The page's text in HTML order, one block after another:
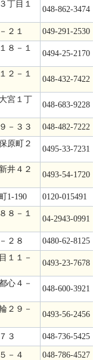
丁目１
048-862-3474
２１ 049-291-2530
８－１
0494-25-2170
２－１
048-432-7422
宮１丁
048-683-9228
－３３ 048-482-7222
原町２
0495-33-7231
井４２
0493-54-1720
1-190 0120-015491
８－１
04-2943-0991
２８ 0480-62-8125
１１－
0493-23-7678
心４－
048-600-3921
２９－
0493-56-2456
３ 048-736-5425
－４ 048-786-4527